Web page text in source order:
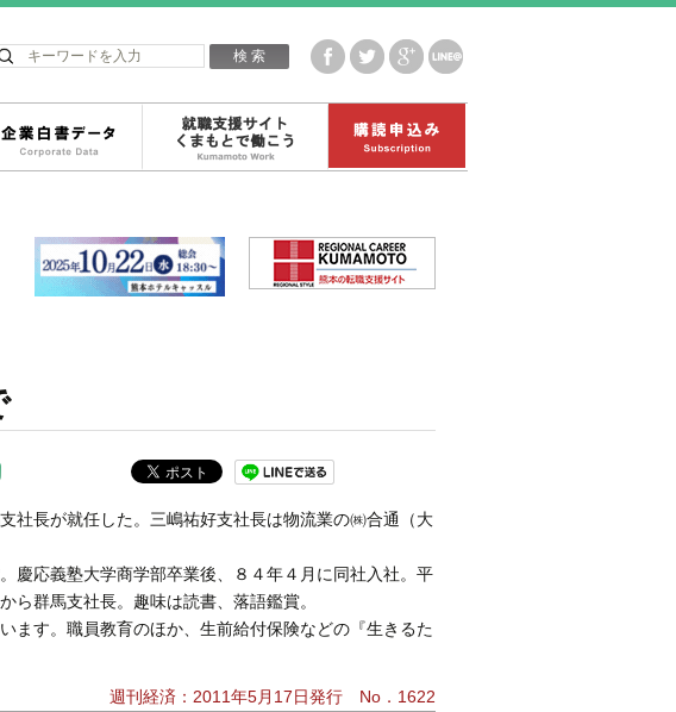
企業白書データ
社長が就任した。三嶋祐好支社長は物流業の㈱合通（大
慶応義塾大学商学部卒業後、８４年４月に同社入社。平
群馬支社長。趣味は読書、落語鑑賞。
ます。職員教育のほか、生前給付保険などの『生きるた
週刊経済：2011年5月17日発行 No．1622